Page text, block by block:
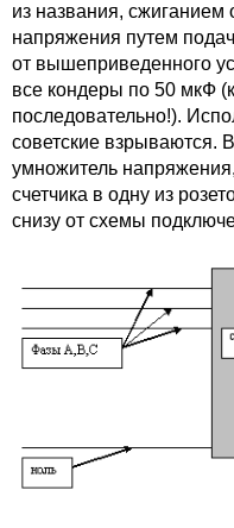
из названия, сжиганием
напряжения путем
от вышеприведенного
все кондеры по 50 мкФ
последовательно!).
советские взрываются.
умножитель
счетчика в одну из
снизу от схемы